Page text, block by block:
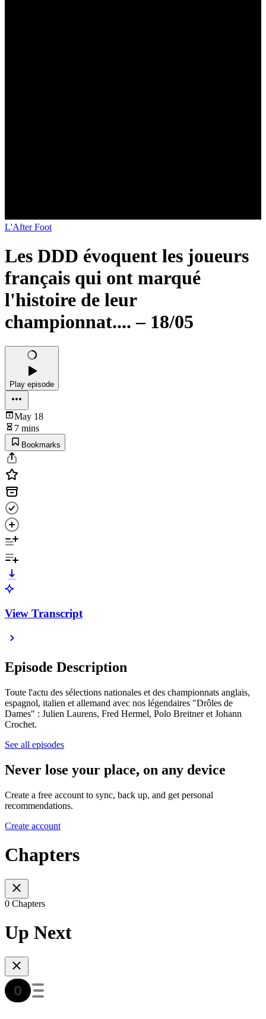
L'After Foot
Les DDD évoquent les joueurs
français qui ont marqué
l'histoire de leur
championnat.... – 18/05
Play episode
May 18
7 mins
Bookmarks
View Transcript
Episode Description
Toute l'actu des sélections nationales et des championnats anglais,
espagnol, italien et allemand avec nos légendaires "Drôles de
Dames" : Julien Laurens, Fred Hermel, Polo Breitner et Johann
Crochet.
See all episodes
Never lose your place, on any device
Create a free account to sync, back up, and get personal
recommendations.
Create account
Chapters
0 Chapters
Up Next